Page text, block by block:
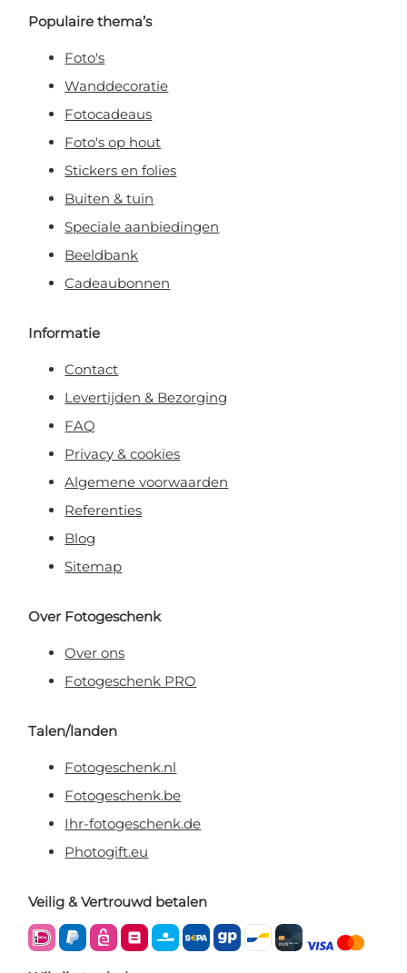
Populaire thema’s
Foto's
Wanddecoratie
Fotocadeaus
Foto's op hout
Stickers en folies
Buiten & tuin
Speciale aanbiedingen
Beeldbank
Cadeaubonnen
Informatie
Contact
Levertijden & Bezorging
FAQ
Privacy & cookies
Algemene voorwaarden
Referenties
Blog
Sitemap
Over Fotogeschenk
Over ons
Fotogeschenk PRO
Talen/landen
Fotogeschenk.nl
Fotogeschenk.be
Ihr-fotogeschenk.de
Photogift.eu
Veilig & Vertrouwd betalen